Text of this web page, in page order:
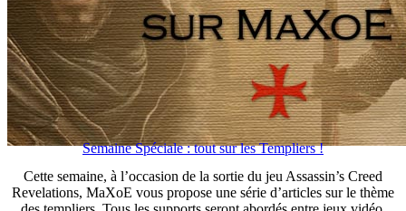
Semaine Spéciale : tout sur les Templiers !
Cette semaine, à l’occasion de la sortie du jeu Assassin’s Creed
Revelations, MaXoE vous propose une série d’articles sur le thème